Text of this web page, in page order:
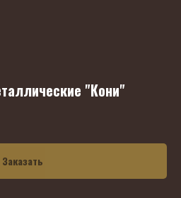
"Кони"
Заказать